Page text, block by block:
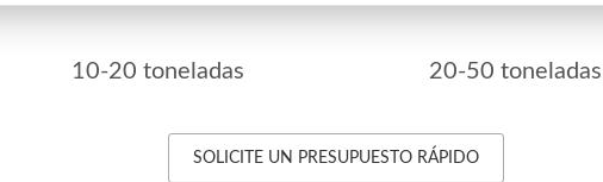
10-20 toneladas 20-50 toneladas
SOLICITE UN PRESUPUESTO RÁPIDO